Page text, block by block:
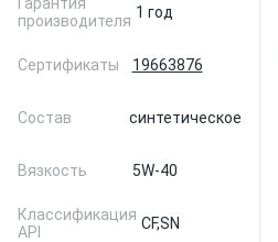
производителя 1 год
Сертификаты 19663876
Состав синтетическое
Вязкость 5W-40
Классификация
API
CF,SN